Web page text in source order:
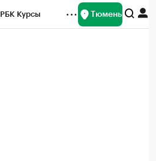
РБК Курсы Тюмень